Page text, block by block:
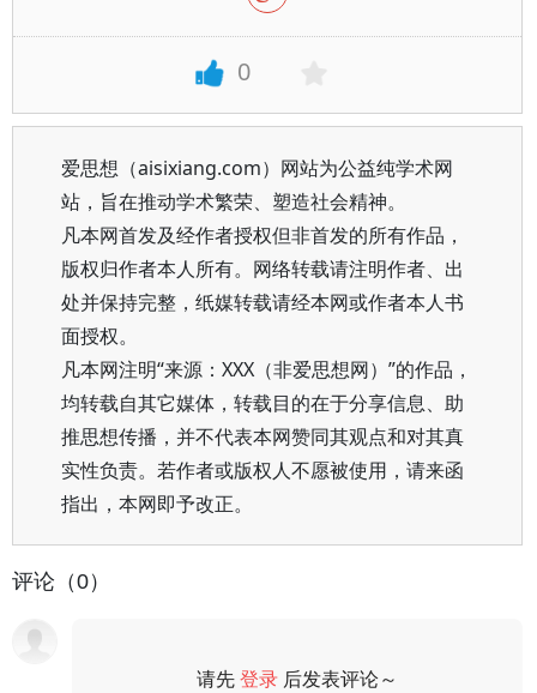
0
爱思想（aisixiang.com）网站为公益纯学术网
站，旨在推动学术繁荣、塑造社会精神。
凡本网首发及经作者授权但非首发的所有作品，
版权归作者本人所有。网络转载请注明作者、出
处并保持完整，纸媒转载请经本网或作者本人书
面授权。
凡本网注明“来源：XXX（非爱思想网）”的作品，
均转载自其它媒体，转载目的在于分享信息、助
推思想传播，并不代表本网赞同其观点和对其真
实性负责。若作者或版权人不愿被使用，请来函
指出，本网即予改正。
评论（0）
请先登录 后发表评论～